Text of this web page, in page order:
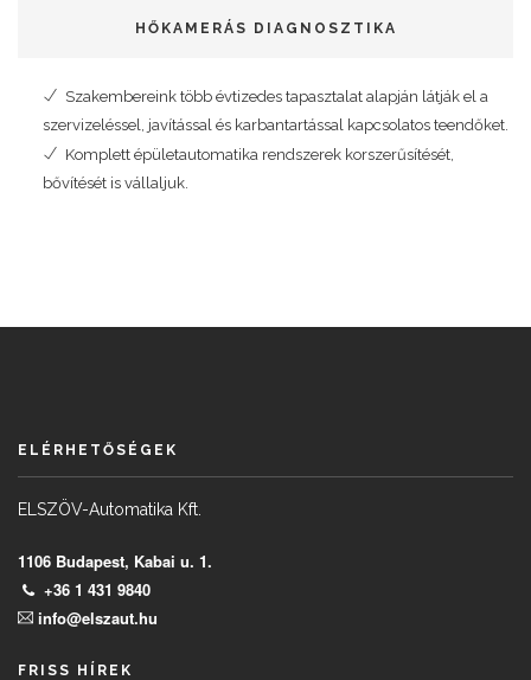
HŐKAMERÁS DIAGNOSZTIKA
Szakembereink több évtizedes tapasztalat alapján látják el a
szervizeléssel, javítással és karbantartással kapcsolatos teendőket.
Komplett épületautomatika rendszerek korszerűsítését,
bővítését is vállaljuk.
ELÉRHETŐSÉGEK
ELSZÖV-Automatika Kft.
1106 Budapest, Kabai u. 1.
+36 1 431 9840
info@elszaut.hu
FRISS HÍREK